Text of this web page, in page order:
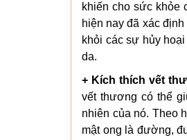
khiến cho sức khỏe
hiện nay đã xác
khỏi các sự hủy
da.
+ Kích thích vết
vết thương có thể
nhiên của nó. Theo
mật ong là đường,